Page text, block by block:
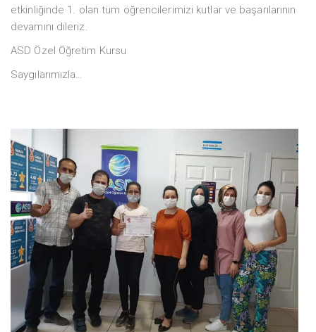
etkinliğinde 1. olan tüm öğrencilerimizi kutlar ve başarılarının
devamını dileriz.
ASD Özel Öğretim Kursu
Saygılarımızla…